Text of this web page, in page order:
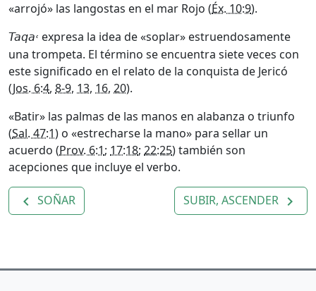
«arrojó» las langostas en el mar Rojo (Éx. 10:9).
Taqa˓ expresa la idea de «soplar» estruendosamente
una trompeta. El término se encuentra siete veces con
este significado en el relato de la conquista de Jericó
(Jos. 6:4, 8-9, 13, 16, 20).
«Batir» las palmas de las manos en alabanza o triunfo
(Sal. 47:1) o «estrecharse la mano» para sellar un
acuerdo (Prov. 6:1; 17:18; 22:25) también son
acepciones que incluye el verbo.
navigate_before SOÑAR SUBIR, ASCENDER navigate_next